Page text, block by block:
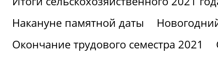
Накануне памятной даты
Окончание трудового семестра 2021